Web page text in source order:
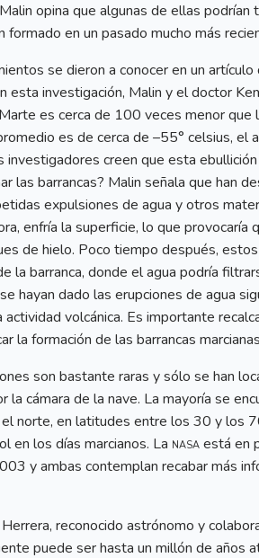
opina que algunas de ellas
formado en un pasado mucho más
se dieron a conocer en un
esta investigación, Malin y el doctor
es cerca de 100 veces menor que
es de cerca de –55° celsius, el
investigadores creen que esta
las barrancas? Malin señala que han
expulsiones de agua y otros
enfría la superficie, lo que
de hielo. Poco tiempo después,
la barranca, donde el agua podría
hayan dado las erupciones de agua
actividad volcánica. Es importante
la formación de las barrancas
son bastante raras y sólo se han
la cámara de la nave. La mayoría se
norte, en latitudes entre los 30 y los
en los días marcianos. La nasaestá en
y ambas contemplan recabar más
reconocido astrónomo y
puede ser hasta un millón de años